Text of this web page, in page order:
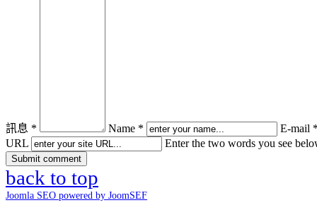
訊息 * Name *
E-mail
URL
Enter the two words you see
back to top
Joomla SEO powered by JoomSEF